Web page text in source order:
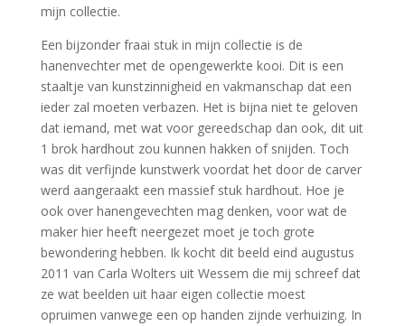
mijn collectie.
Een bijzonder fraai stuk in mijn collectie is de
hanenvechter met de opengewerkte kooi. Dit is een
staaltje van kunstzinnigheid en vakmanschap dat een
ieder zal moeten verbazen. Het is bijna niet te geloven
dat iemand, met wat voor gereedschap dan ook, dit uit
1 brok hardhout zou kunnen hakken of snijden. Toch
was dit verfijnde kunstwerk voordat het door de carver
werd aangeraakt een massief stuk hardhout. Hoe je
ook over hanengevechten mag denken, voor wat de
maker hier heeft neergezet moet je toch grote
bewondering hebben. Ik kocht dit beeld eind augustus
2011 van Carla Wolters uit Wessem die mij schreef dat
ze wat beelden uit haar eigen collectie moest
opruimen vanwege een op handen zijnde verhuizing. In